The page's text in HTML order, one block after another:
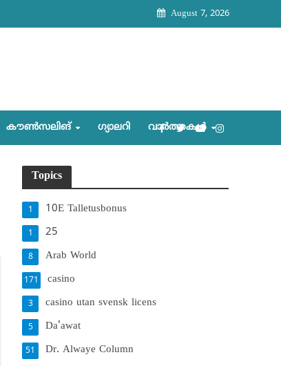
August 7, 2026
കൗണ്‍സലിങ്‌ ഗ്യാലറി വാര്‍ത്തകള്‍
Topics
10E Talletusbonus
1
25
1
Arab World
8
casino
171
casino utan svensk licens
3
Da'awat
5
Dr. Alwaye Column
51